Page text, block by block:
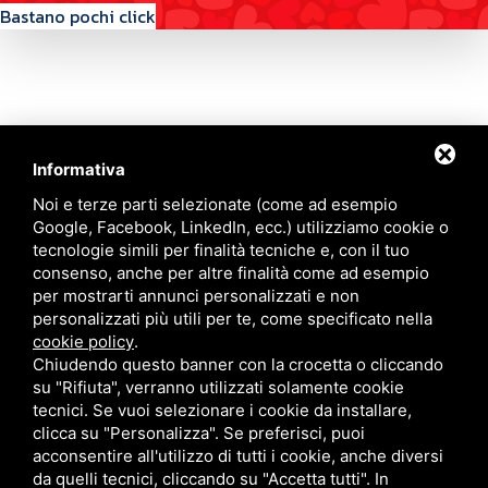
Informativa
Noi e terze parti selezionate (come ad esempio
Google, Facebook, LinkedIn, ecc.) utilizziamo cookie o
tecnologie simili per finalità tecniche e, con il tuo
consenso, anche per altre finalità come ad esempio
per mostrarti annunci personalizzati e non
personalizzati più utili per te, come specificato nella
cookie policy.
Chiudendo questo banner con la crocetta o cliccando
su "Rifiuta", verranno utilizzati solamente cookie
tecnici. Se vuoi selezionare i cookie da installare,
clicca su "Personalizza". Se preferisci, puoi
acconsentire all'utilizzo di tutti i cookie, anche diversi
da quelli tecnici, cliccando su "Accetta tutti". In
Bastano pochi click
Contattaci
Via Quinto Bucci, 205, 47521 Cesena (FC)
+39 0543 31536
+39 320 6635083
info@amiciziaeamore.it
Links
Chi siamo
Crea il tuo profilo
Franchising
Annunci
Blog
Contatti